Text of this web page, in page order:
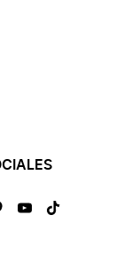
VisítanosVisítanos